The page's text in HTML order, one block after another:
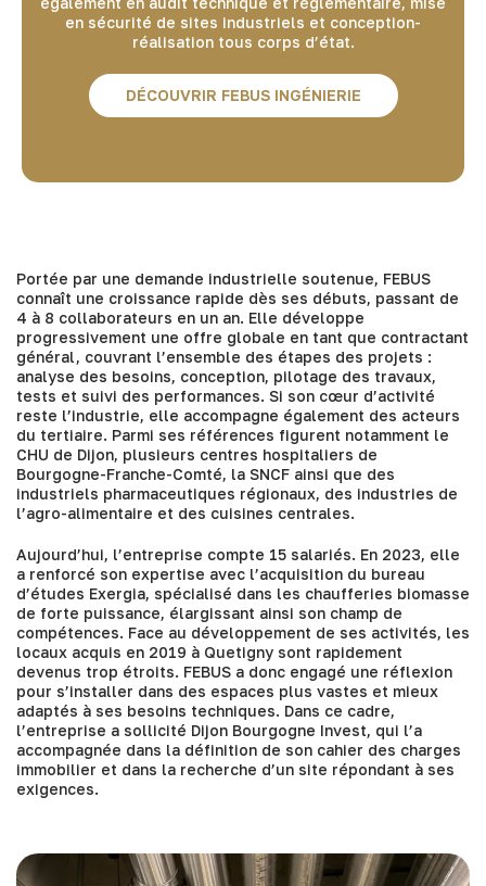
en sécurité de sites industriels et conception-
réalisation tous corps d’état.
DÉCOUVRIR FEBUS INGÉNIERIE
Portée par une demande industrielle soutenue, FEBUS
connaît une croissance rapide dès ses débuts, passant de
4 à 8 collaborateurs en un an. Elle développe
progressivement une offre globale en tant que contractant
général, couvrant l’ensemble des étapes des projets :
analyse des besoins, conception, pilotage des travaux,
tests et suivi des performances. Si son cœur d’activité
reste l’industrie, elle accompagne également des acteurs
du tertiaire. Parmi ses références figurent notamment le
CHU de Dijon, plusieurs centres hospitaliers de
Bourgogne-Franche-Comté, la SNCF ainsi que des
industriels pharmaceutiques régionaux, des industries de
l’agro-alimentaire et des cuisines centrales.
Aujourd’hui, l’entreprise compte 15 salariés. En 2023, elle
a renforcé son expertise avec l’acquisition du bureau
d’études Exergia, spécialisé dans les chaufferies biomasse
de forte puissance, élargissant ainsi son champ de
compétences. Face au développement de ses activités, les
locaux acquis en 2019 à Quetigny sont rapidement
devenus trop étroits. FEBUS a donc engagé une réflexion
pour s’installer dans des espaces plus vastes et mieux
adaptés à ses besoins techniques. Dans ce cadre,
l’entreprise a sollicité Dijon Bourgogne Invest, qui l’a
accompagnée dans la définition de son cahier des charges
immobilier et dans la recherche d’un site répondant à ses
exigences.